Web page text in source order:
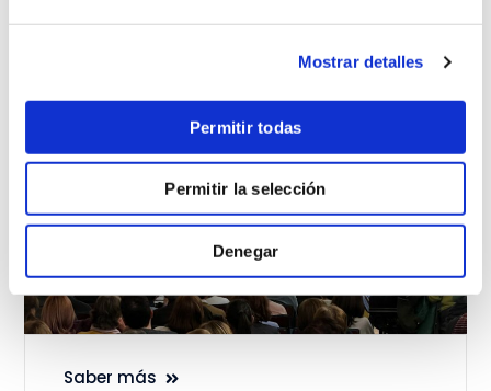
Mostrar detalles
Permitir todas
Permitir la selección
Denegar
Saber más